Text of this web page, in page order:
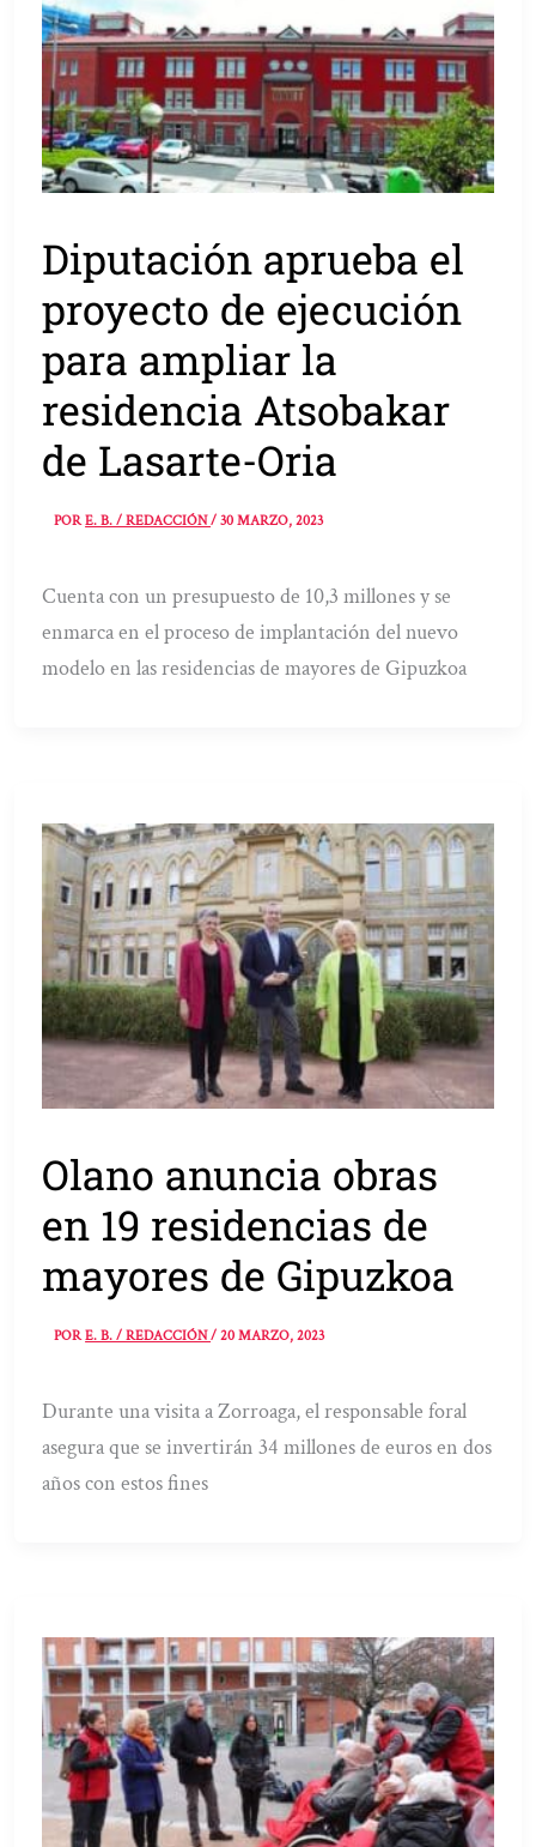
Diputación aprueba el
proyecto de ejecución
para ampliar la
residencia Atsobakar
de Lasarte-Oria
PORE. B. / REDACCIÓN/30 MARZO, 2023
Cuenta con un presupuesto de 10,3 millones y se
enmarca en el proceso de implantación del nuevo
modelo en las residencias de mayores de Gipuzkoa
Olano anuncia obras
en 19 residencias de
mayores de Gipuzkoa
PORE. B. / REDACCIÓN/20 MARZO, 2023
Durante una visita a Zorroaga, el responsable foral
asegura que se invertirán 34 millones de euros en dos
años con estos fines